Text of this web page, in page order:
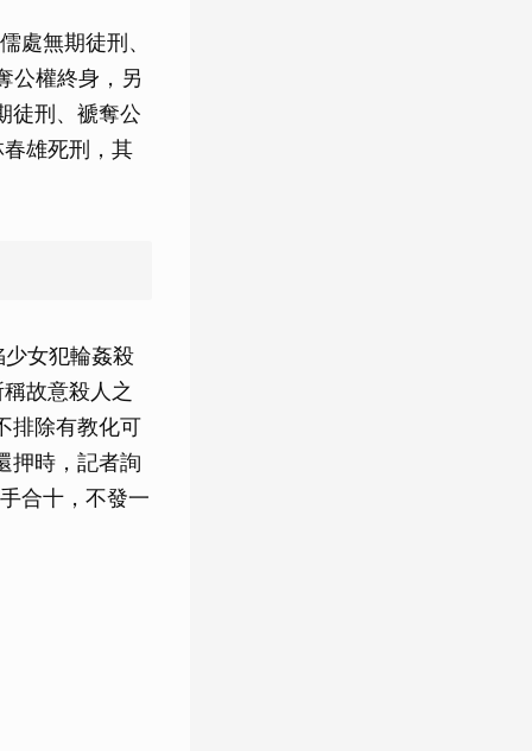
處無期徒刑、
公權終身，另
徒刑、褫奪公
雄死刑，其
女犯輪姦殺
故意殺人之
排除有教化可
押時，記者詢
合十，不發一